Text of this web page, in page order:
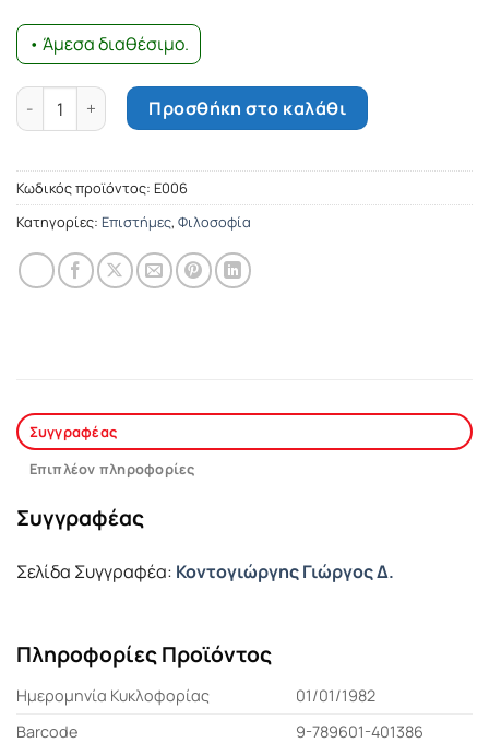
• Άμεσα διαθέσιμο.
Η θεωρία των επαναστάσεων στον Αριστοτέλη ποσότητα
Προσθήκη στο καλάθι
Κωδικός προϊόντος: Ε006
Κατηγορίες: Επιστήμες, Φιλοσοφία
Συγγραφέας
Επιπλέον πληροφορίες
Συγγραφέας
Σελίδα Συγγραφέα: Κοντογιώργης Γιώργος Δ.
Πληροφορίες Προϊόντος
Ημερομηνία Κυκλοφορίας
01/01/1982
Barcode
9-789601-401386